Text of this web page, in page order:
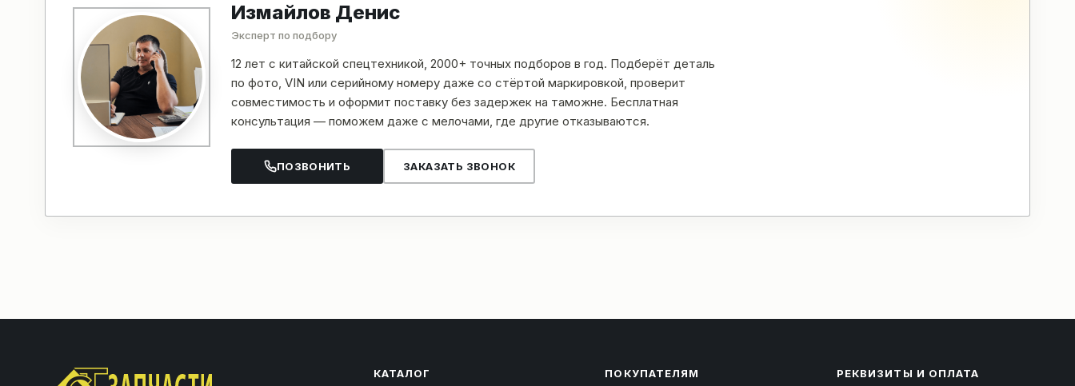
Измайлов Денис
Эксперт по подбору
12 лет с китайской спецтехникой, 2000+ точных подборов в год. Подберёт деталь
по фото, VIN или серийному номеру даже со стёртой маркировкой, проверит
совместимость и оформит поставку без задержек на таможне. Бесплатная
консультация — поможем даже с мелочами, где другие отказываются.
ПОЗВОНИТЬ ЗАКАЗАТЬ ЗВОНОК
КАТАЛОГ ПОКУПАТЕЛЯМ РЕКВИЗИТЫ И ОПЛАТА